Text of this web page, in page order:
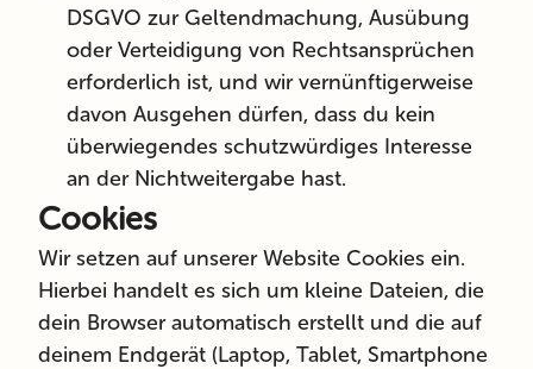
DSGVO zur Geltendmachung, Ausübung
oder Verteidigung von Rechtsansprüchen
erforderlich ist, und wir vernünftigerweise
davon Ausgehen dürfen, dass du kein
überwiegendes schutzwürdiges Interesse
an der Nichtweitergabe hast.
Cookies
Wir setzen auf unserer Website Cookies ein.
Hierbei handelt es sich um kleine Dateien, die
dein Browser automatisch erstellt und die auf
deinem Endgerät (Laptop, Tablet, Smartphone